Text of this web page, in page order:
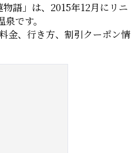
物語」は、2015年12月にリニ
です。
金、行き方、割引クーポン情